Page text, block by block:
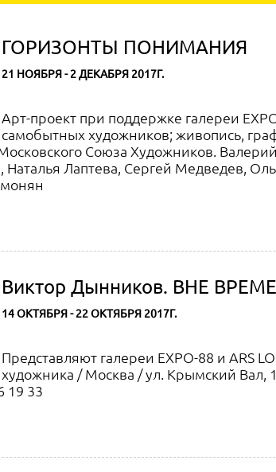
ГОРИЗОНТЫ ПОНИМАНИЯ
21 НОЯБРЯ - 2 ДЕКАБРЯ 2017Г.
Арт-проект при поддержке галереи
самобытных художников; живопись,
Союза Художников.
Лаптева, Сергей Медведев,
Виктор Дынников. ВНЕ
14 ОКТЯБРЯ - 22 ОКТЯБРЯ 2017Г.
Представляют галереи EXPO-88 и ARS
художника / Москва / ул. Крымский Вал,
19 33